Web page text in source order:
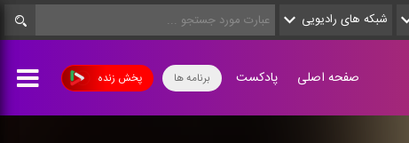
شبکه های رادیویی
پخش زنده برنامه ها صفحه اصلی پادکست